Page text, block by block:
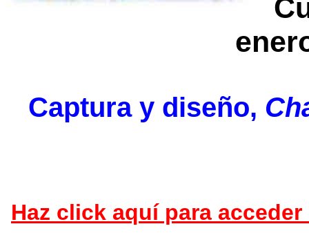
Captura y diseño,
Haz click aquí para